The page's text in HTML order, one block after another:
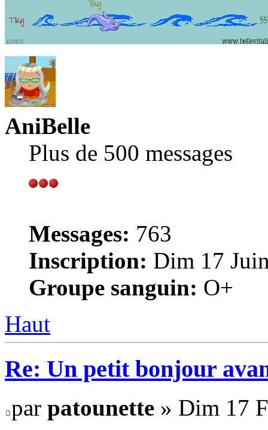
AniBelle
Plus de 500 messages
Messages: 763
Inscription: Dim 17
Groupe sanguin: O+
Haut
Re: Un petit bonjour
par patounette » Dim 17